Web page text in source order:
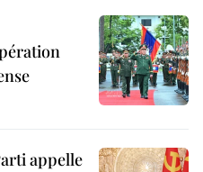
appelle